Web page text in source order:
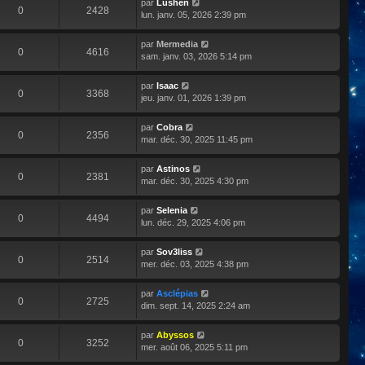
0 2428
par Lushen
lun. janv. 05, 2026 2:39 pm
0 4616
par Mermedia
sam. janv. 03, 2026 5:14 pm
0 3368
par Isaac
jeu. janv. 01, 2026 1:39 pm
0 2356
par Cobra
mar. déc. 30, 2025 11:45 pm
0 2381
par Astinos
mar. déc. 30, 2025 4:30 pm
0 4494
par Selenia
lun. déc. 29, 2025 4:06 pm
0 2514
par Sov3liss
mer. déc. 03, 2025 4:38 pm
0 2725
par Asclépias
dim. sept. 14, 2025 2:24 am
0 3252
par Abyssos
mer. août 06, 2025 5:11 pm